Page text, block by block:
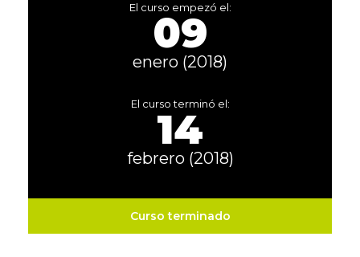
El curso empezó el:
09
enero (2018)
El curso terminó el:
14
febrero (2018)
Curso terminado